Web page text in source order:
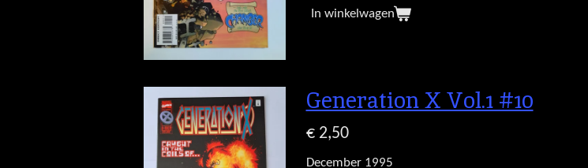
In winkelwagen
Generation X Vol.1 #10
€ 2,50
December 1995